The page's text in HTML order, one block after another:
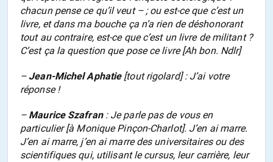
chacun pense ce qu’il veut – ; ou est-ce que c’est un
livre, et dans ma bouche ça n’a rien de déshonorant
tout au contraire, est-ce que c’est un livre de militant ?
C’est ça la question que pose ce livre [Ah bon. Ndlr]
– Jean-Michel Aphatie[tout rigolard] : J’ai votre
réponse !
– Maurice Szafran: Je parle pas de vous en
particulier [à Monique Pinçon-Charlot]. J’en ai marre.
J’en ai marre, j’en ai marre des universitaires ou des
scientifiques qui, utilisant le cursus, leur carrière, leur